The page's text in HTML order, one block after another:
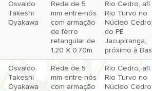
Osvaldo
Takeshi
Oyakawa
Rede de 5
mm entre-nós
com armação
de ferro
retangular de
1,20 X 0,70m
Rio Cedro, afl.
Rio Turvo no
Núcleo Cedro
do PE
Jacupiranga,
próximo à
Osvaldo
Takeshi
Oyakawa
Rede de 5
mm entre-nós
com armação
Rio Cedro, afl.
Rio Turvo no
Núcleo Cedro